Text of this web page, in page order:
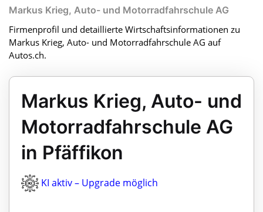
Markus Krieg, Auto- und Motorradfahrschule AG
Firmenprofil und detaillierte Wirtschaftsinformationen zu
Markus Krieg, Auto- und Motorradfahrschule AG auf
Autos.ch.
Markus Krieg, Auto- und
Motorradfahrschule AG
in Pfäffikon
KI aktiv – Upgrade möglich